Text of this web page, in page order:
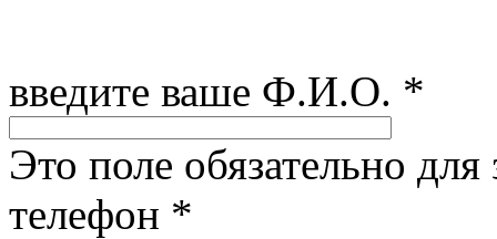
введите ваше Ф.И.О. *
Это поле обязательно для
телефон *